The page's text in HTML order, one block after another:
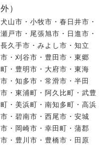
外）
犬山市・小牧市・春日井市・
瀬戸市・尾張旭市・日進市・
長久手市・みよし市・知立
市・刈谷市・豊田市・東郷
町・豊明市・大府市・東海
市・知多市・常滑市・半田
市・東浦町・阿久比町・武豊
町・美浜町・南知多町・高浜
市・碧南市・西尾市・安城
市・岡崎市・幸田町・蒲郡
市・豊川市・豊橋市・田原